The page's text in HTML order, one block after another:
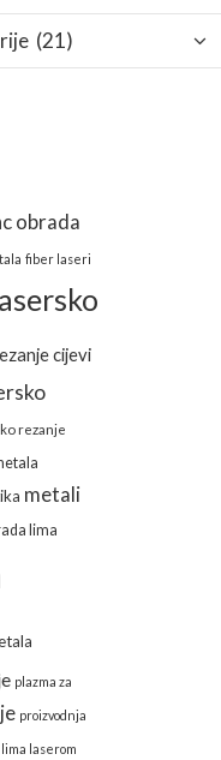
obrada
fiber laseri
cijevi
rezanje
metali
lima
plazma za
proizvodnja
laserom